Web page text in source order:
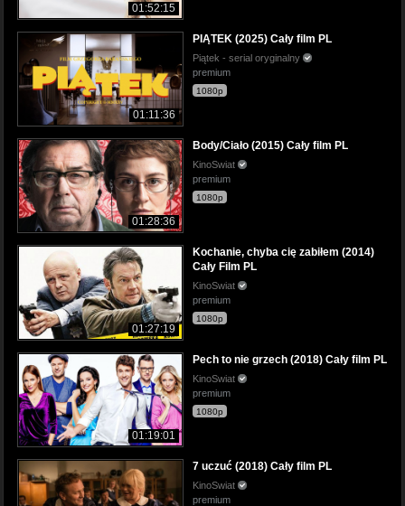
01:52:15
01:11:36
PIĄTEK (2025) Cały film PL
Piątek - serial oryginalny
premium
1080p
01:28:36
Body/Ciało (2015) Cały film PL
KinoSwiat
premium
1080p
01:27:19
Kochanie, chyba cię zabiłem (2014)
Cały Film PL
KinoSwiat
premium
1080p
01:19:01
Pech to nie grzech (2018) Cały film PL
KinoSwiat
premium
1080p
7 uczuć (2018) Cały film PL
KinoSwiat
premium